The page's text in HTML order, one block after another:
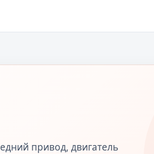
привод, двигатель